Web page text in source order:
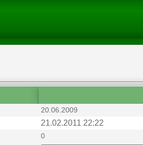
20.06.2009
21.02.2011 22:22
0